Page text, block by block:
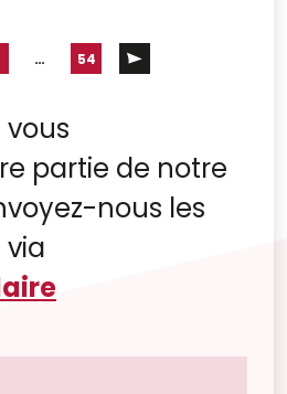
… 54
vous
partie de notre
nous les